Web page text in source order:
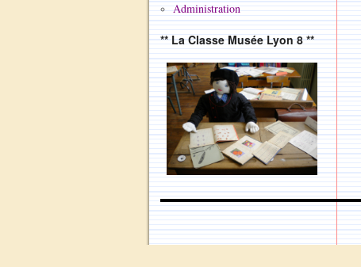
Administration
** La Classe Musée Lyon 8 **